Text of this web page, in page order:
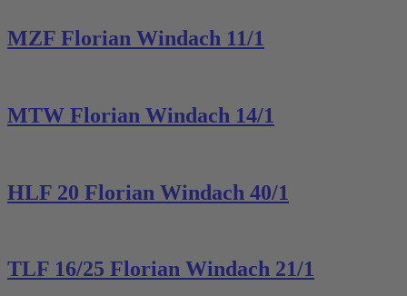
MZF Florian Windach 11/1
MTW Florian Windach 14/1
HLF 20 Florian Windach 40/1
TLF 16/25 Florian Windach 21/1